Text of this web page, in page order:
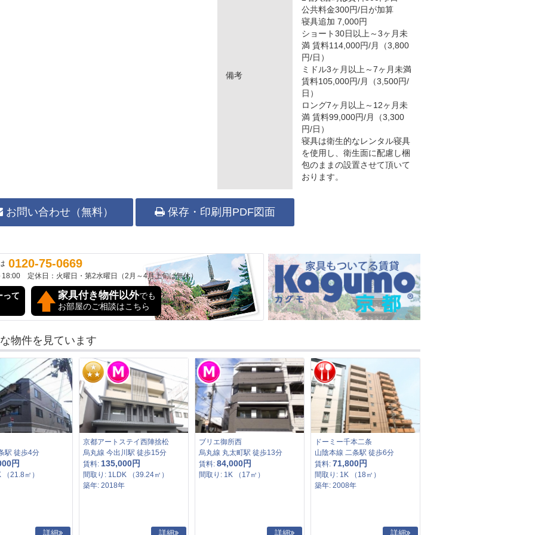
備考
公共料金300円/日が加算
寝具追加 7,000円
ショート30日以上～3ヶ月未
満 賃料114,000円/月（3,800
円/日）
ミドル3ヶ月以上～7ヶ月未満
賃料105,000円/月（3,500円/
日）
ロング7ヶ月以上～12ヶ月未
満 賃料99,000円/月（3,300
円/日）
寝具は衛生的なレンタル寝具
を使用し、衛生面に配慮し梱
包のままの設置させて頂いて
おります。
お問い合わせ（無料） 保存・印刷用PDF図面
0120-75-0669
定休日：火曜日・第2水曜日（2月～4月上旬は無休）
って 家具付き物件以外でも
お部屋のご相談はこちら
物件を見ています
駅 徒歩4分
円
21.8㎡）
詳細
京都アートステイ西陣捨松
烏丸線 今出川駅 徒歩15分
賃料: 135,000円
間取り: 1LDK （39.24㎡）
築年: 2018年
詳細
ブリエ御所西
烏丸線 丸太町駅 徒歩13分
賃料: 84,000円
間取り: 1K （17㎡）
詳細
ドーミー千本二条
山陰本線 二条駅 徒歩6分
賃料: 71,800円
間取り: 1K （18㎡）
築年: 2008年
詳細